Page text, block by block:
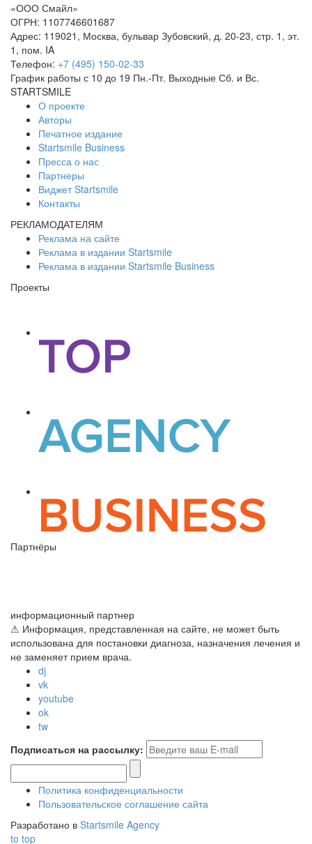
«ООО Смайл»
ОГРН: 1107746601687
Адрес: 119021 , Москва, бульвар Зубовский, д. 20-23, стр. 1, эт.
1, пом. IA
Телефон: +7 (495) 150-02-33
График работы с 10 до 19 Пн.-Пт. Выходные Сб. и Вс.
STARTSMILE
О проекте
Авторы
Печатное издание
Startsmile Business
Пресса о нас
Партнеры
Виджет Startsmile
Контакты
РЕКЛАМОДАТЕЛЯМ
Реклама на сайте
Реклама в издании Startsmile
Реклама в издании Startsmile Business
Проекты
Партнёры
информационный партнер
⚠ Информация, представленная на сайте, не может быть
использована для постановки диагноза, назначения лечения и
не заменяет прием врача.
dj
vk
youtube
ok
tw
Подписаться на рассылку:
Политика конфиденциальности
Пользовательское соглашение сайта
Разработано в Startsmile Agency
to top